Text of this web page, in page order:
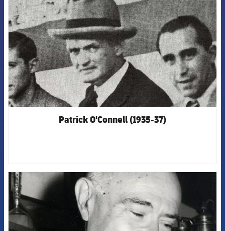
Patrick O'Connell (1935-37)
FCB Barcelona badge